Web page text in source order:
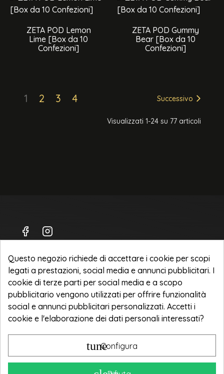
ZETA POD Lemon
Lime [Box da 10
Confezioni]
ZETA POD Gummy
Bear [Box da 10
Confezioni]
1 2 3 4 Successivo
Visualizzati 1-24 su 77 articoli
Spedizioni
Privacy Policy
Termini e condizioni d'uso
NOOVA ITALIA Srl
Corso Sempione 240
21052 Busto Arsizio [VA]
Questo negozio richiede di accettare i cookie per scopi
legati a prestazioni, social media e annunci pubblicitari. I
cookie di terze parti per social media e a scopo
pubblicitario vengono utilizzati per offrire funzionalità
social e annunci pubblicitari personalizzati. Accetti i
cookie e l'elaborazione dei dati personali interessati?
tuneConfigura